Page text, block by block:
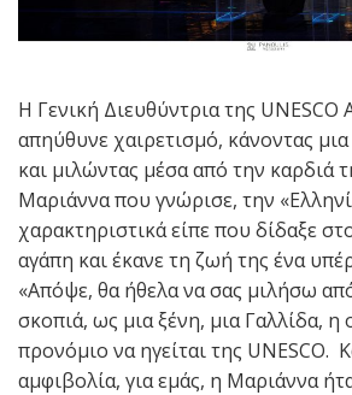
Η Γενική Διευθύντρια της
απηύθυνε χαιρετισμό, κάνοντας
και μιλώντας μέσα από την καρδιά
Μαριάννα που γνώρισε, την
χαρακτηριστικά είπε που δίδαξε
αγάπη και έκανε τη ζωή της ένα
«Απόψε, θα ήθελα να σας μιλήσω
σκοπιά, ως μια ξένη, μια Γαλλίδα, η
προνόμιο να ηγείται της UNESCO.
αμφιβολία, για εμάς, η Μαριάννα